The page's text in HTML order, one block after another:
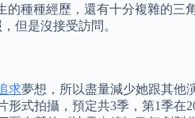
種種經歷，還有十分複雜的
但是沒接受訪問。
求夢想，所以盡量減少她跟其他
式拍攝，預定共3季，第1季在